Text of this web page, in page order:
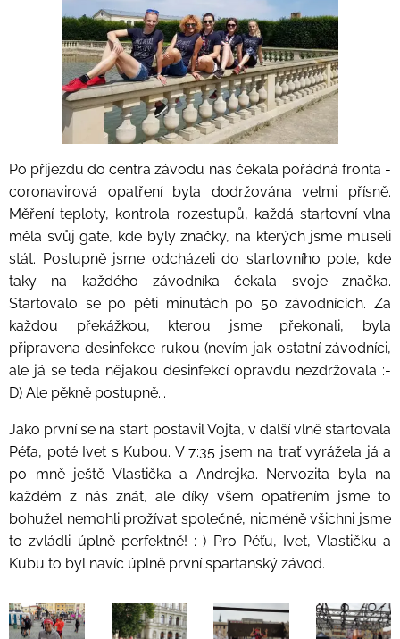
Po příjezdu do centra závodu nás čekala pořádná fronta -
coronavirová opatření byla dodržována velmi přísně.
Měření teploty, kontrola rozestupů, každá startovní vlna
měla svůj gate, kde byly značky, na kterých jsme museli
stát. Postupně jsme odcházeli do startovního pole, kde
taky na každého závodníka čekala svoje značka.
Startovalo se po pěti minutách po 50 závodnících. Za
každou překážkou, kterou jsme překonali, byla
připravena desinfekce rukou (nevím jak ostatní závodníci,
ale já se teda nějakou desinfekcí opravdu nezdržovala :-
D) Ale pěkně postupně...
Jako první se na start postavil Vojta, v další vlně startovala
Péťa, poté Ivet s Kubou. V 7:35 jsem na trať vyrážela já a
po mně ještě Vlastička a Andrejka. Nervozita byla na
každém z nás znát, ale díky všem opatřením jsme to
bohužel nemohli prožívat společně, nicméně všichni jsme
to zvládli úplně perfektně! :-) Pro Péťu, Ivet, Vlastičku a
Kubu to byl navíc úplně první spartanský závod.